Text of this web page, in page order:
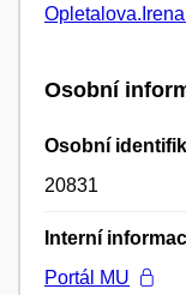
Osobní
Osobní
20831
Interní
Portál MU